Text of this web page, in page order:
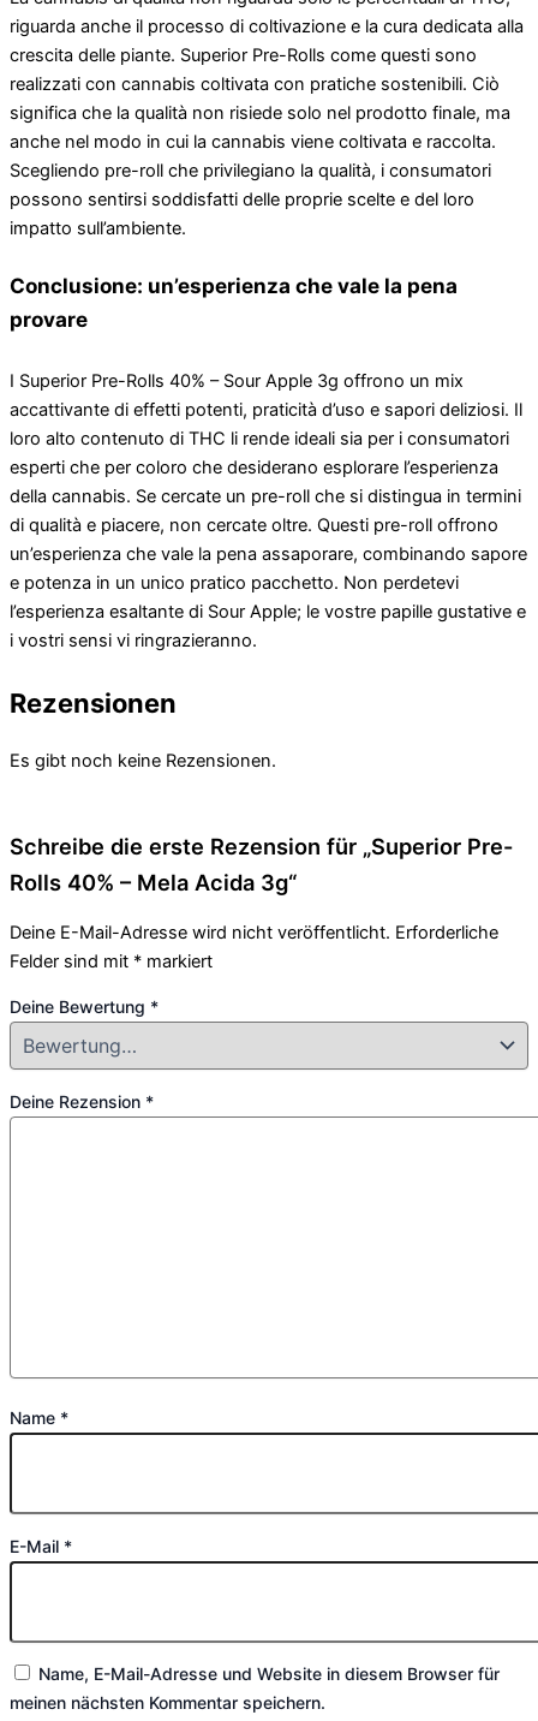
riguarda anche il processo di coltivazione e la cura dedicata alla
crescita delle piante. Superior Pre-Rolls come questi sono
realizzati con cannabis coltivata con pratiche sostenibili. Ciò
significa che la qualità non risiede solo nel prodotto finale, ma
anche nel modo in cui la cannabis viene coltivata e raccolta.
Scegliendo pre-roll che privilegiano la qualità, i consumatori
possono sentirsi soddisfatti delle proprie scelte e del loro
impatto sull’ambiente.
Conclusione: un’esperienza che vale la pena
provare
I Superior Pre-Rolls 40% – Sour Apple 3g offrono un mix
accattivante di effetti potenti, praticità d’uso e sapori deliziosi. Il
loro alto contenuto di THC li rende ideali sia per i consumatori
esperti che per coloro che desiderano esplorare l’esperienza
della cannabis. Se cercate un pre-roll che si distingua in termini
di qualità e piacere, non cercate oltre. Questi pre-roll offrono
un’esperienza che vale la pena assaporare, combinando sapore
e potenza in un unico pratico pacchetto. Non perdetevi
l’esperienza esaltante di Sour Apple; le vostre papille gustative e
i vostri sensi vi ringrazieranno.
Rezensionen
Es gibt noch keine Rezensionen.
Schreibe die erste Rezension für „Superior Pre-
Rolls 40% – Mela Acida 3g“
Deine E-Mail-Adresse wird nicht veröffentlicht. Erforderliche
Felder sind mit * markiert
Deine Bewertung *
Deine Rezension *
Name *
E-Mail *
Name, E-Mail-Adresse und Website in diesem Browser für
meinen nächsten Kommentar speichern.